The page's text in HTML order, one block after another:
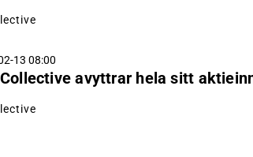
13 08:00
avyttrar hela sitt